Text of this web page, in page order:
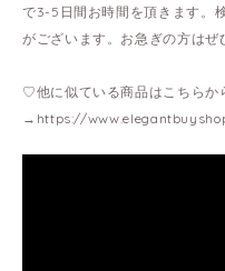
で3-5日間お時間を頂きます。
がございます。お急ぎの方はぜ
♡他に似ている商品はこちらか
→ https://